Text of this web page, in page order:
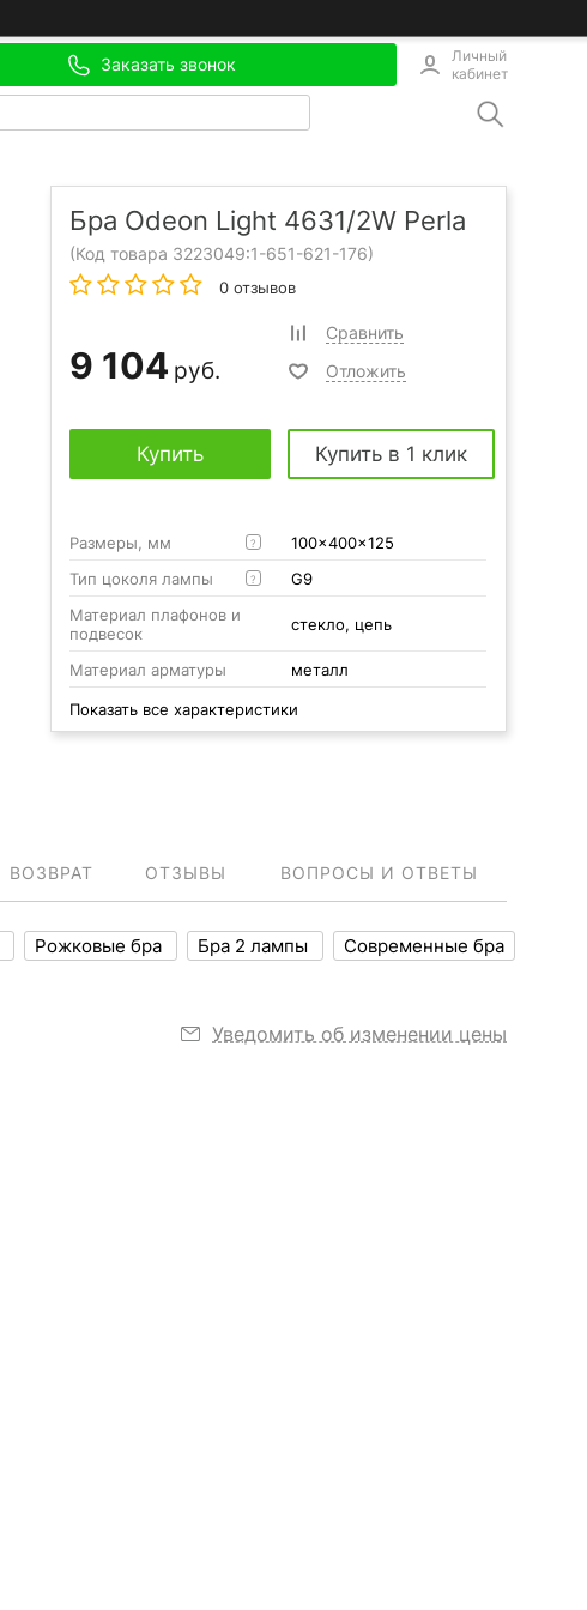
Заказать звонок
Личный
кабинет
Бра Odeon Light 4631/2W Perla
(Код товара 3223049:1-651-621-176)
0 отзывов
9 104 руб.
Сравнить
Отложить
Купить Купить в 1 клик
Размеры, мм ?
100x400x125
Тип цоколя лампы
?
G9
Материал плафонов и
подвесок
стекло, цепь
Материал арматуры металл
Показать все характеристики
ВОЗВРАТ ОТЗЫВЫ ВОПРОСЫ И ОТВЕТЫ
Рожковые бра Бра 2 лампы
Современные бра
Уведомить об изменении цены